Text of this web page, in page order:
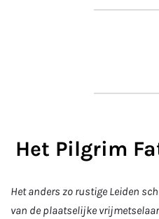
Het Pilgrim
Het anders zo rustige Leiden
van de plaatselijke